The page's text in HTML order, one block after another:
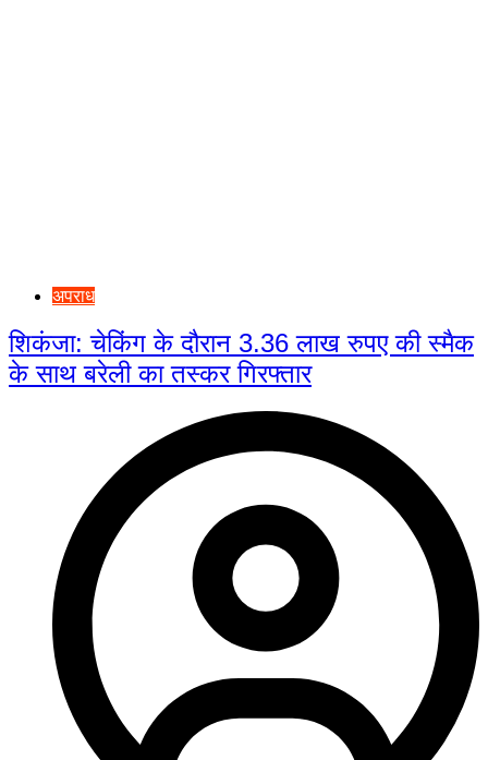
अपराध
शिकंजा: चेकिंग के दौरान 3.36 लाख रुपए की स्मैक
के साथ बरेली का तस्कर गिरफ्तार